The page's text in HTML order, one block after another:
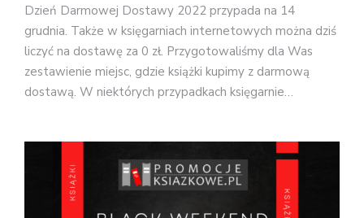
Dzień Darmowej Dostawy 2022 przypada na 14
grudnia. Także w księgarniach internetowych można dziś
liczyć na dostawę za 0 zł. Przygotowaliśmy dla Was
zestawienie miejsc, gdzie książki kupimy z darmową
dostawą. W niektórych przypadkach księgarnie…